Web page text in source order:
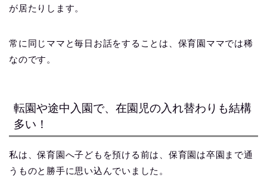
が居たりします。
常に同じママと毎日お話をすることは、保育園ママでは稀
なのです。
転園や途中入園で、在園児の入れ替わりも結構
多い！
私は、保育園へ子どもを預ける前は、保育園は卒園まで通
うものと勝手に思い込んでいました。